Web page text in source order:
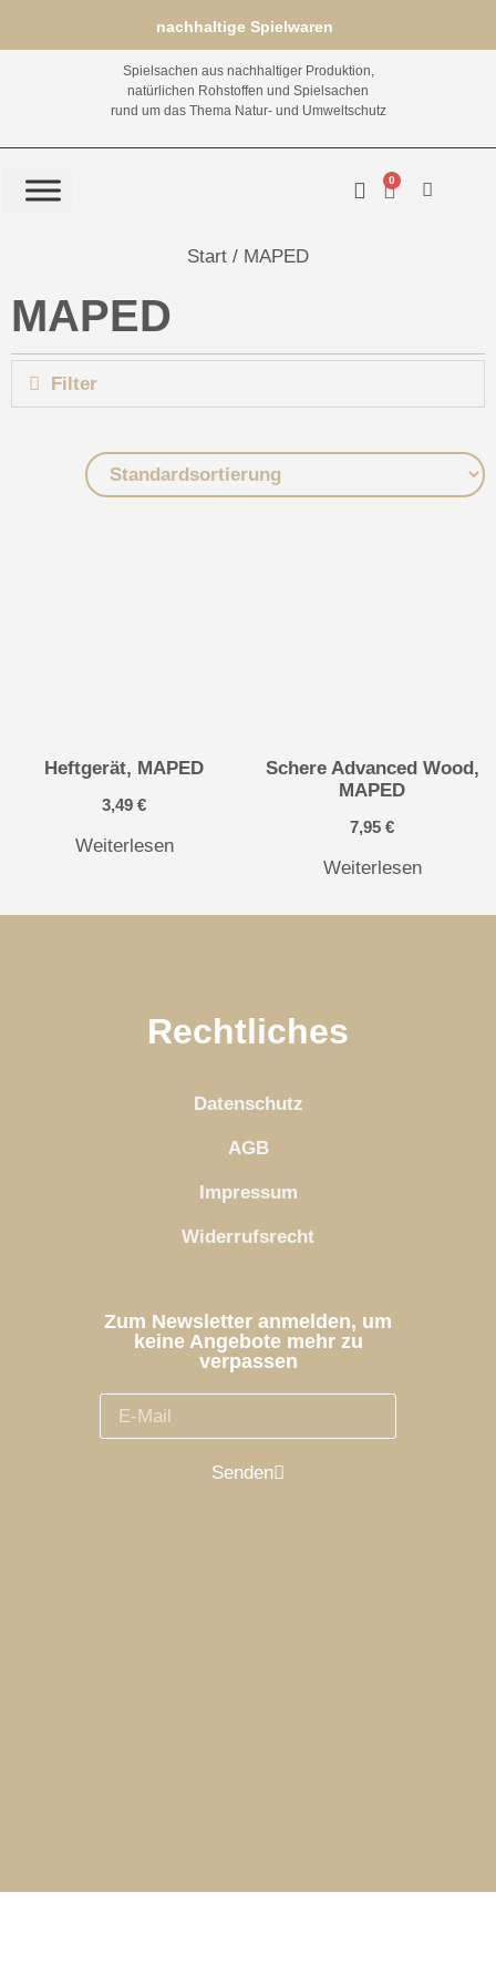
nachhaltige Spielwaren
Spielsachen aus nachhaltiger Produktion,
natürlichen Rohstoffen und Spielsachen
rund um das Thema Natur- und Umweltschutz
0
Start / MAPED
MAPED
Filter
Heftgerät, MAPED
3,49 €
Weiterlesen
Schere Advanced Wood,
MAPED
7,95 €
Weiterlesen
Rechtliches
Datenschutz
AGB
Impressum
Widerrufsrecht
Zum Newsletter anmelden, um
keine Angebote mehr zu
verpassen
Senden